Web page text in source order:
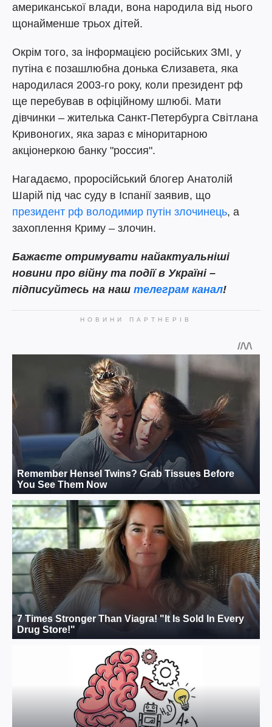
американської влади, вона народила від нього
щонайменше трьох дітей.
Окрім того, за інформацією російських ЗМІ, у
путіна є позашлюбна донька Єлизавета, яка
народилася 2003-го року, коли президент рф
ще перебував в офіційному шлюбі. Мати
дівчинки – жителька Санкт-Петербурга Світлана
Кривоногих, яка зараз є міноритарною
акціонеркою банку "россия".
Нагадаємо, проросійський блогер Анатолій
Шарій під час суду в Іспанії заявив, що
президент рф володимир путін злочинець, а
захоплення Криму – злочин.
Бажаєте отримувати найактуальніші
новини про війну та події в Україні –
підписуйтесь на наш телеграм канал!